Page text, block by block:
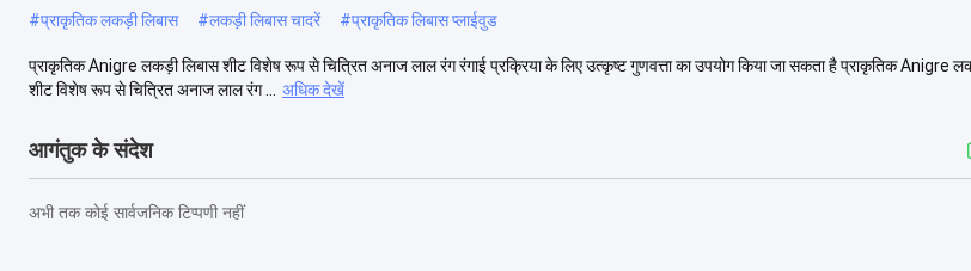
#प्राकृतिक लकड़ी लिबास #लकड़ी लिबास चादरें #प्राकृतिक लिबास प्लाईवुड
प्राकृतिक Anigre लकड़ी लिबास शीट विशेष रूप से चित्रित अनाज लाल रंग रंगाई प्रक्रिया के लिए उत्कृष्ट गुणवत्ता का उपयोग किया जा सकता है प्राकृतिक Anigre
शीट विशेष रूप से चित्रित अनाज लाल रंग ...
अधिक देखें
आगंतुक के संदेश
अभी तक कोई सार्वजनिक टिप्पणी नहीं